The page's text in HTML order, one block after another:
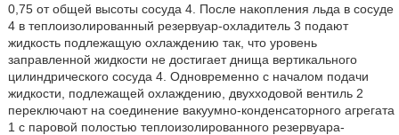
0,75 от общей высоты сосуда 4. После накопления льда в сосуде
4 в теплоизолированный резервуар-охладитель 3 подают
жидкость подлежащую охлаждению так, что уровень
заправленной жидкости не достигает днища вертикального
цилиндрического сосуда 4. Одновременно с началом подачи
жидкости, подлежащей охлаждению, двухходовой вентиль 2
переключают на соединение вакуумно-конденсаторного агрегата
1 с паровой полостью теплоизолированного резервуара-